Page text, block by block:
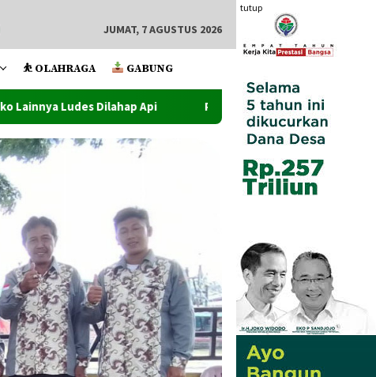
tutup
JUMAT, 7 AGUSTUS 2026
⛹️ OLAHRAGA GABUNG
Penutupan PRSU Ke-50 Dihadiri Walikota Dan Wawako